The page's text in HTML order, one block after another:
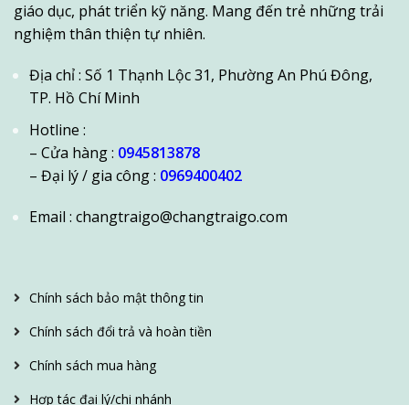
giáo dục, phát triển kỹ năng. Mang đến trẻ những trải
nghiệm thân thiện tự nhiên.
Địa chỉ : Số 1 Thạnh Lộc 31, Phường An Phú Đông,
TP. Hồ Chí Minh
Hotline :
– Cửa hàng : 0945813878
– Đại lý / gia công : 0969400402
Email : changtraigo@changtraigo.com
Chính sách bảo mật thông tin
Chính sách đổi trả và hoàn tiền
Chính sách mua hàng
Hợp tác đại lý/chi nhánh